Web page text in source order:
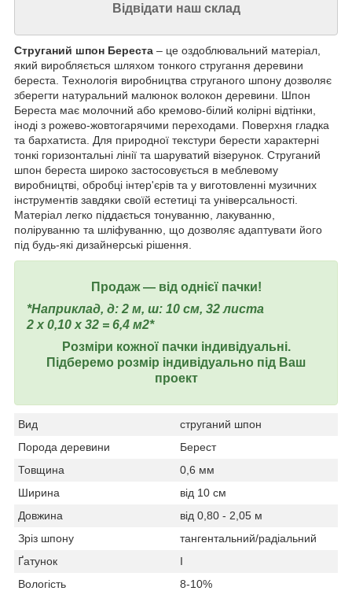
Відвідати наш склад
Струганий шпон Береста – це оздоблювальний матеріал,
який виробляється шляхом тонкого стругання деревини
береста. Технологія виробництва струганого шпону дозволяє
зберегти натуральний малюнок волокон деревини. Шпон
Береста має молочний або кремово-білий колірні відтінки,
іноді з рожево-жовтогарячими переходами. Поверхня гладка
та бархатиста. Для природної текстури берести характерні
тонкі горизонтальні лінії та шаруватий візерунок. Струганий
шпон береста широко застосовується в меблевому
виробництві, обробці інтер'єрів та у виготовленні музичних
інструментів завдяки своїй естетиці та універсальності.
Матеріал легко піддається тонуванню, лакуванню,
поліруванню та шліфуванню, що дозволяє адаптувати його
під будь-які дизайнерські рішення.
Продаж ― від однієї пачки!
*Наприклад, д: 2 м, ш: 10 см, 32 листа
2 х 0,10 х 32 = 6,4 м2*
Розміри кожної пачки індивідуальні.
Підберемо розмір індивідуально під Ваш
проект
Вид
струганий шпон
Порода деревини
Берест
Товщина
0,6 мм
Ширина
від 10 см
Довжина
від 0,80 - 2,05 м
Зріз шпону
тангентальний/радіальний
Ґатунок
I
Вологість
8-10%